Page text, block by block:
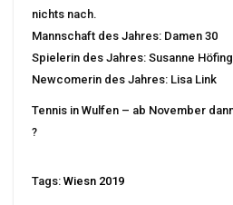
nichts nach.
Mannschaft des Jahres: Damen 30
Spielerin des Jahres: Susanne
Newcomerin des Jahres: Lisa Link
Tennis in Wulfen – ab November
?
Tags: Wiesn 2019